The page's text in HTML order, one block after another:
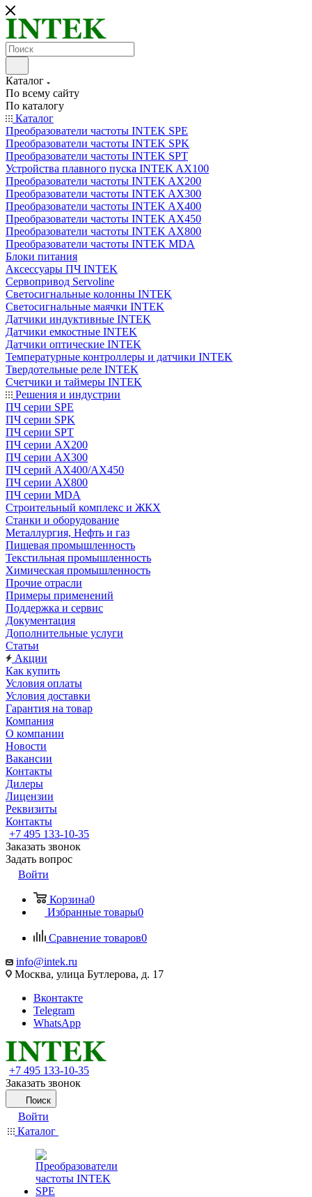
Каталог
По всему сайту
По каталогу
Каталог
Преобразователи частоты INTEK SPE
Преобразователи частоты INTEK SPK
Преобразователи частоты INTEK SPT
Устройства плавного пуска INTEK AX100
Преобразователи частоты INTEK AX200
Преобразователи частоты INTEK AX300
Преобразователи частоты INTEK AX400
Преобразователи частоты INTEK AX450
Преобразователи частоты INTEK AX800
Преобразователи частоты INTEK MDA
Блоки питания
Аксессуары ПЧ INTEK
Сервопривод Servoline
Светосигнальные колонны INTEK
Светосигнальные маячки INTEK
Датчики индуктивные INTEK
Датчики емкостные INTEK
Датчики оптические INTEK
Температурные контроллеры и датчики INTEK
Твердотельные реле INTEK
Счетчики и таймеры INTEK
Решения и индустрии
ПЧ серии SPE
ПЧ серии SPK
ПЧ серии SPT
ПЧ серии AX200
ПЧ серии AX300
ПЧ серий AX400/AX450
ПЧ серии AX800
ПЧ серии MDA
Строительный комплекс и ЖКХ
Станки и оборудование
Металлургия, Нефть и газ
Пищевая промышленность
Текстильная промышленность
Химическая промышленность
Прочие отрасли
Примеры применений
Поддержка и сервис
Документация
Дополнительные услуги
Статьи
Акции
Как купить
Условия оплаты
Условия доставки
Гарантия на товар
Компания
О компании
Новости
Вакансии
Контакты
Дилеры
Лицензии
Реквизиты
Контакты
+7 495 133-10-35
Заказать звонок
Задать вопрос
Войти
Корзина0
Избранные товары0
Сравнение товаров0
info@intek.ru
Москва, улица Бутлерова, д. 17
Вконтакте
Telegram
WhatsApp
+7 495 133-10-35
Заказать звонок
Поиск
Войти
Каталог